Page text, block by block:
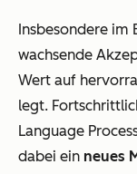
Insbesondere im
wachsende
Wert auf
legt.
Language
dabei ein neues